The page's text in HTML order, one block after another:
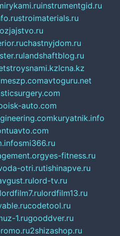
instrumentgid.ru
stroimaterials.ru
chastnyjdom.ru
landshaftblog.ru
stroysnami.kzlcna.kz
avtoguru.net
auto.com
kuryatnik.info
smi366.ru
yes-fitness.ru
otri.rutishinapve.ru
lord-tv.ru
lordfilm7.rulordfilm13.ru
codetool.ru
1.rugooddver.ru
2shizashop.ru